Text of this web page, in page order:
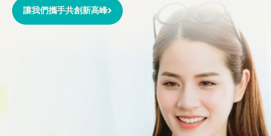
讓我們攜手共創新高峰